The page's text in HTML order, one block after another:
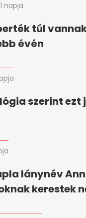
1 napja
túl
évén
szerint ezt
lánynév
kerestek